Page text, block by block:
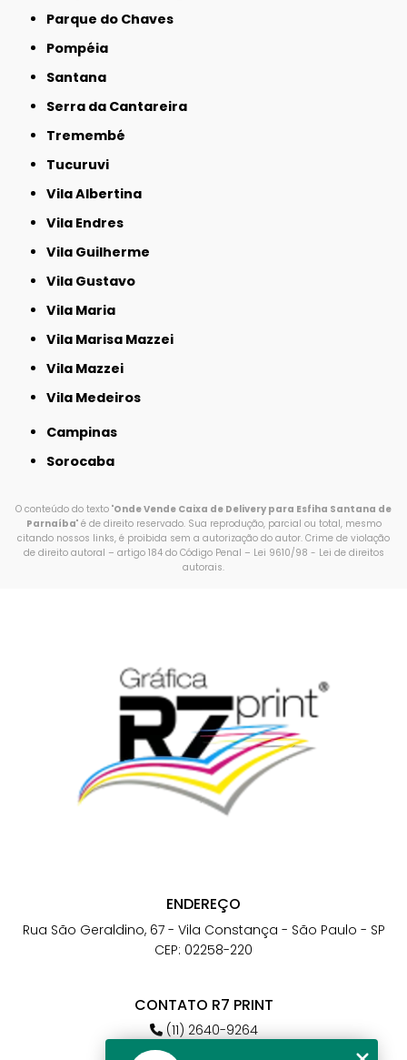
Parque do Chaves
Pompéia
Santana
Serra da Cantareira
Tremembé
Tucuruvi
Vila Albertina
Vila Endres
Vila Guilherme
Vila Gustavo
Vila Maria
Vila Marisa Mazzei
Vila Mazzei
Vila Medeiros
Campinas
Sorocaba
O conteúdo do texto "Onde Vende Caixa de Delivery para Esfiha Santana de
Parnaíba" é de direito reservado. Sua reprodução, parcial ou total, mesmo
citando nossos links, é proibida sem a autorização do autor. Crime de violação
de direito autoral – artigo 184 do Código Penal – Lei 9610/98 - Lei de direitos
autorais.
ENDEREÇO
Rua São Geraldino, 67 - Vila Constança - São Paulo - SP
CEP: 02258-220
CONTATO R7 PRINT
(11) 2640-9264